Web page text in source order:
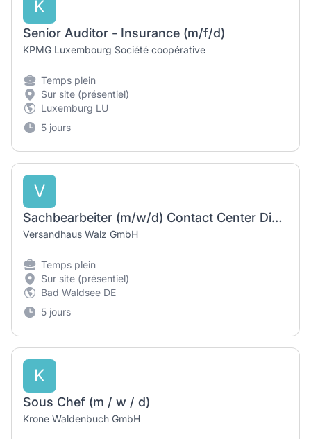
K
Senior Auditor - Insurance (m/f/d)
KPMG Luxembourg Société coopérative
Temps plein
Sur site (présentiel)
Luxemburg LU
5 jours
V
Sachbearbeiter (m/w/d) Contact Center Dienstleister
Versandhaus Walz GmbH
Temps plein
Sur site (présentiel)
Bad Waldsee DE
5 jours
K
Sous Chef (m / w / d)
Krone Waldenbuch GmbH